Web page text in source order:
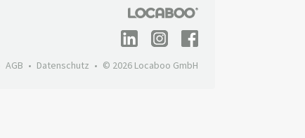
AGB Datenschutz © 2026 Locaboo GmbH